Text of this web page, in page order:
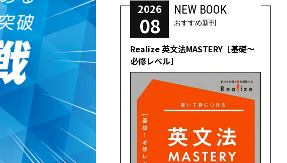
2026
08
NEW BOOK
おすすめ新刊
Realize 英文法MASTERY［基礎～
必修レベル］